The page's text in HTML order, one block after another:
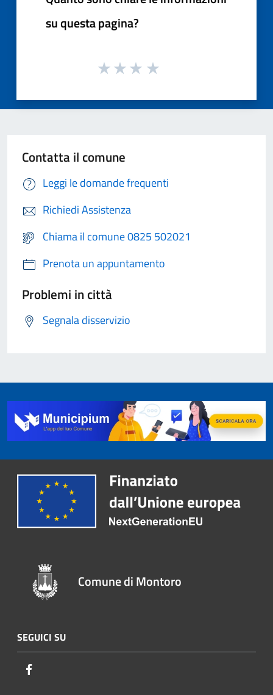
su questa pagina?
Contatta il comune
Leggi le domande frequenti
Richiedi Assistenza
Chiama il comune 0825 502021
Prenota un appuntamento
Problemi in città
Segnala disservizio
Comune di Montoro
SEGUICI SU